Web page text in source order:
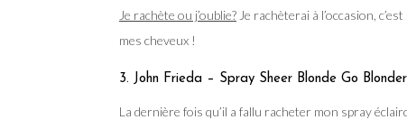
Je rachète ou j’oublie? Je rachèterai à l’occasion, c’est
mes cheveux !
3. John Frieda – Spray Sheer Blonde Go Blonder
La dernière fois qu’il a fallu racheter mon spray